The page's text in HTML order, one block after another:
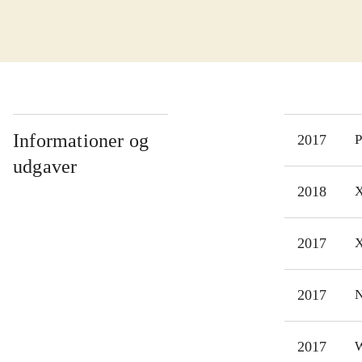
Informationer og
udgaver
2017
2018
2017
2017
2017